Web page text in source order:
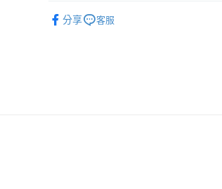
分享
客服